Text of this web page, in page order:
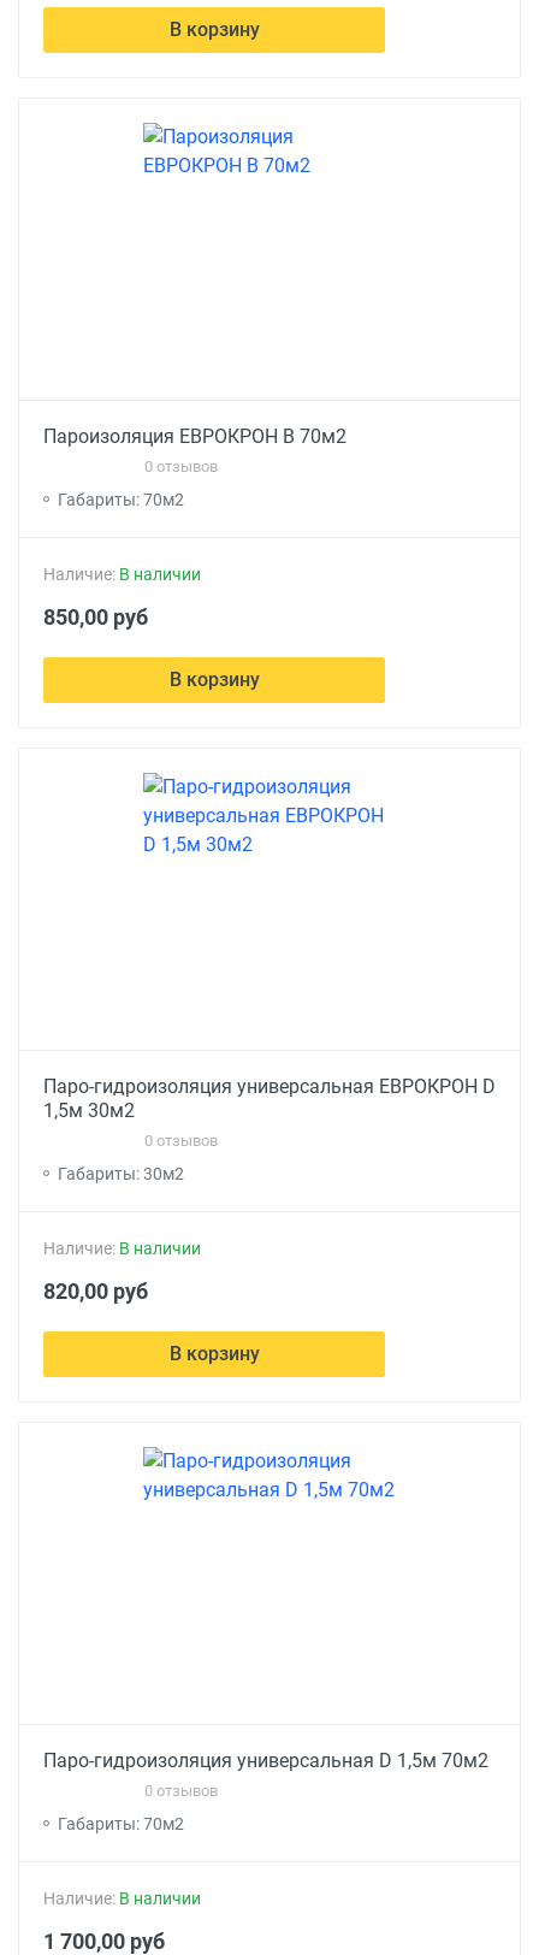
В корзину
Пароизоляция ЕВРОКРОН В 70м2
0 отзывов
Габариты: 70м2
Наличие: В наличии
850,00 руб
В корзину
Паро-гидроизоляция универсальная ЕВРОКРОН D
1,5м 30м2
0 отзывов
Габариты: 30м2
Наличие: В наличии
820,00 руб
В корзину
Паро-гидроизоляция универсальная D 1,5м 70м2
0 отзывов
Габариты: 70м2
Наличие: В наличии
1 700,00 руб